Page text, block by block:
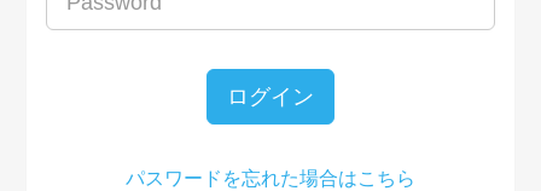
ログイン
パスワードを忘れた場合はこちら